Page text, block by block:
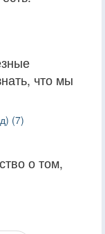
что мы
(7)
о том,